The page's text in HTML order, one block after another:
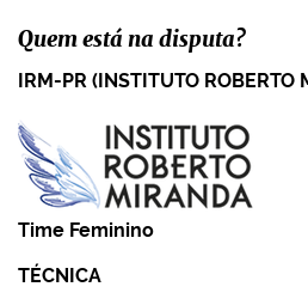
Quem está na disputa?
IRM-PR (INSTITUTO ROBERTO
Time Feminino
TÉCNICA